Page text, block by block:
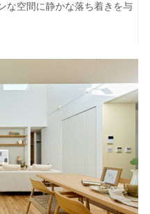
な空間に静かな落ち着きを与